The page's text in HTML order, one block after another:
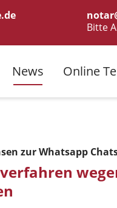
Bitte
News Online
zur Whatsapp